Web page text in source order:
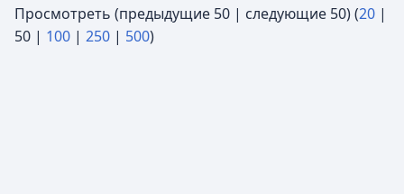
Просмотреть (предыдущие 50 | следующие 50) (20 |
50 | 100 | 250 | 500)